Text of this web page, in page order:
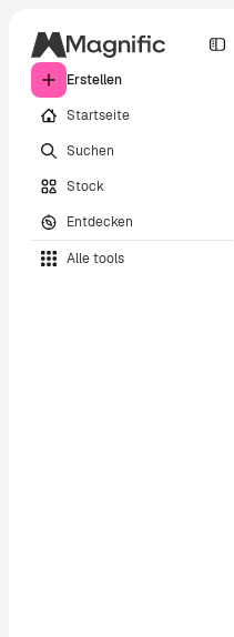
Erstellen
Startseite
Suchen
Stock
Entdecken
Alle tools